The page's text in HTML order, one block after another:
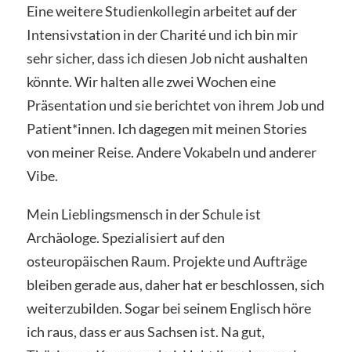
Eine weitere Studienkollegin arbeitet auf der
Intensivstation in der Charité und ich bin mir
sehr sicher, dass ich diesen Job nicht aushalten
könnte. Wir halten alle zwei Wochen eine
Präsentation und sie berichtet von ihrem Job und
Patient*innen. Ich dagegen mit meinen Stories
von meiner Reise. Andere Vokabeln und anderer
Vibe.
Mein Lieblingsmensch in der Schule ist
Archäologe. Spezialisiert auf den
osteuropäischen Raum. Projekte und Aufträge
bleiben gerade aus, daher hat er beschlossen, sich
weiterzubilden. Sogar bei seinem Englisch höre
ich raus, dass er aus Sachsen ist. Na gut,